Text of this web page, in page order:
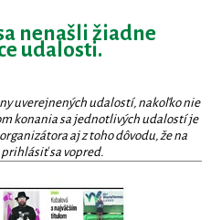
nenašli žiadne
udalosti.
uverejnených udalostí, nakoľko nie
konania sa jednotlivých udalostí je
aj z toho dôvodu, že na
sa vopred.